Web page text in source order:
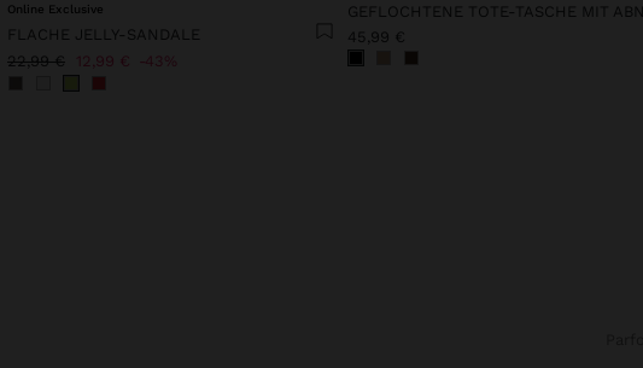
Online Exclusive
FLACHE JELLY-SANDALE
22,99 € 12,99 € 43%
45,99 €